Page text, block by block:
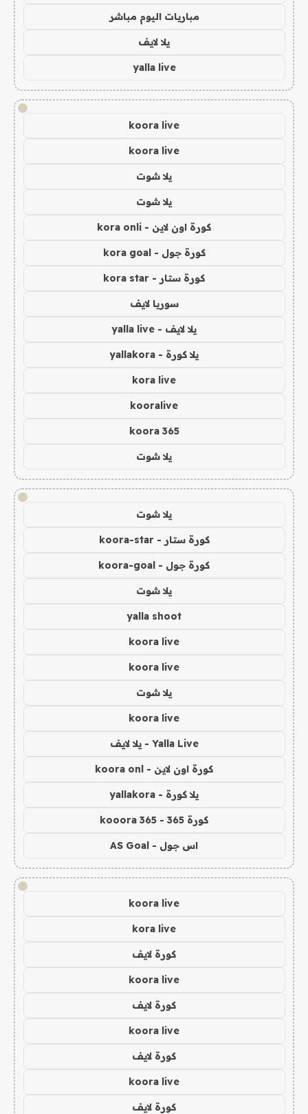
مباريات اليوم مباشر
يلا لايف
yalla live
!
koora live
koora live
يلا شوت
يلا شوت
كورة اون لاين - kora onli
كورة جول - kora goal
كورة ستار - kora star
سوريا لايف
يلا لايف - yalla live
يلا كورة - yallakora
kora live
kooralive
koora 365
يلا شوت
!
يلا شوت
كورة ستار - koora-star
كورة جول - koora-goal
يلا شوت
yalla shoot
koora live
koora live
يلا شوت
koora live
Yalla Live - يلا لايف
كورة اون لاين - koora onl
يلا كورة - yallakora
كورة 365 - kooora 365
اس جول - AS Goal
!
koora live
kora live
كورة لايف
koora live
كورة لايف
koora live
كورة لايف
koora live
كورة لايف